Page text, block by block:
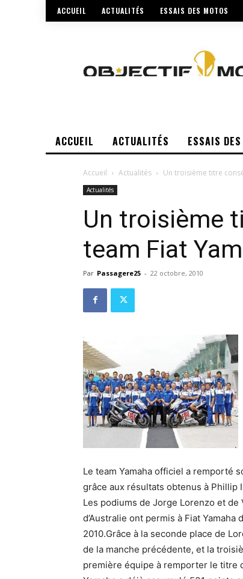
ACCUEIL ACTUALITÉS ESSAIS DES MOTOS
ACCUEIL ACTUALITÉS ESSAIS
Accueil Actualités Un troisième titre
Actualités
Un troisième
team Fiat
Par Passagere25 - 22 octobre, 2010
Le team Yamaha officiel a remporté
grâce aux résultats obtenus à Phillip
Les podiums de Jorge Lorenzo et
d’Australie ont permis à Fiat
2010.Grâce à la seconde place de
de la manche précédente, et la
première équipe à remporter le titre